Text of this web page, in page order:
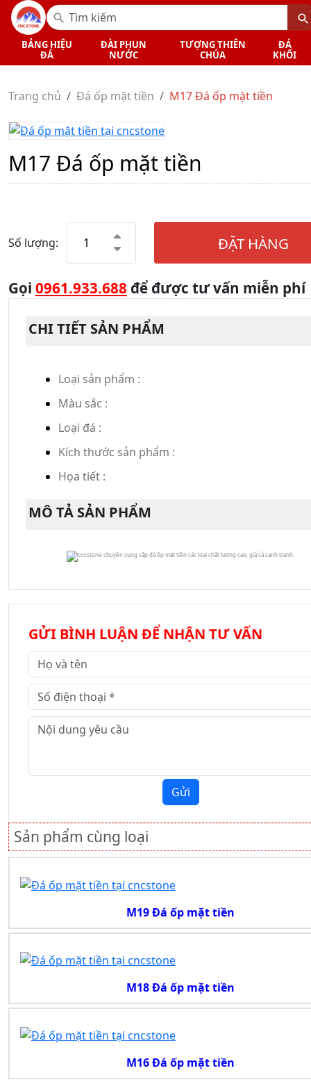
BẢNG HIỆU
ĐÁ
ĐÀI PHUN
NƯỚC
TƯỢNG THIÊN
CHÚA
ĐÁ
KHỐI
Trang chủ Đá ốp mặt tiền M17 Đá ốp mặt tiền
M17 Đá ốp mặt tiền
Số lượng: ĐẶT HÀNG
Gọi 0961.933.688 để được tư vấn miễn phí
CHI TIẾT SẢN PHẨM
Loại sản phẩm :
Màu sắc :
Loại đá :
Kích thước sản phẩm :
Họa tiết :
MÔ TẢ SẢN PHẨM
GỬI BÌNH LUẬN ĐỂ NHẬN TƯ VẤN
Gửi
Sản phẩm cùng loại
M19 Đá ốp mặt tiền
M18 Đá ốp mặt tiền
M16 Đá ốp mặt tiền